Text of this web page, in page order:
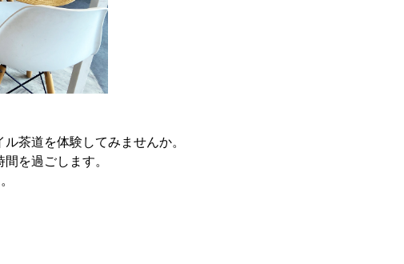
茶道を体験してみませんか。
を過ごします。